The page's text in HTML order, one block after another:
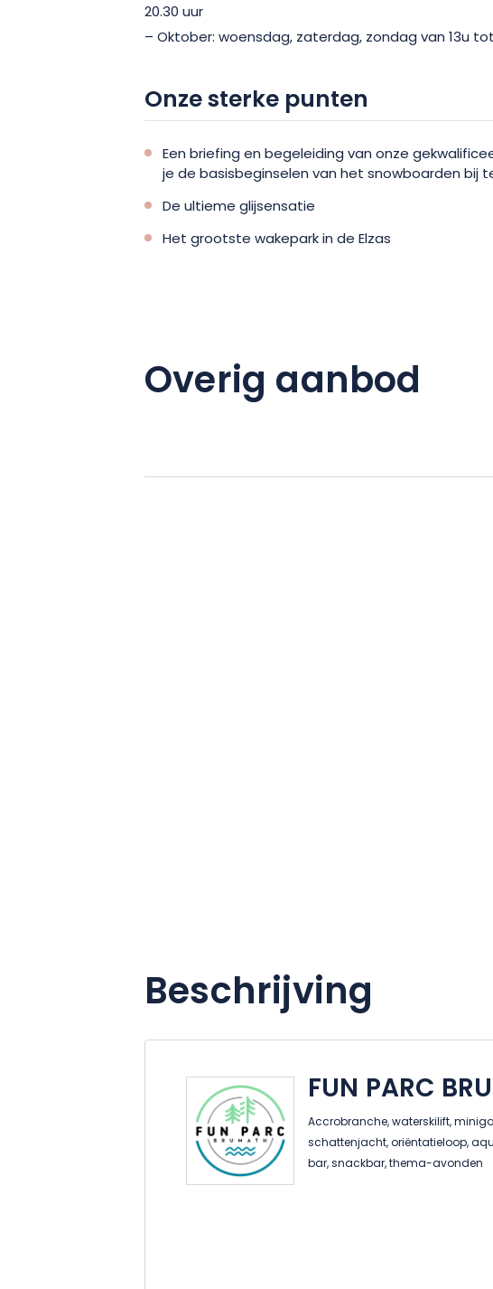
20.30 uur
– Oktober: woensdag, zaterdag, zondag van 13u
Onze sterke punten
Een briefing en begeleiding van onze
je de basisbeginselen van het snowboarden bij
De ultieme glijsensatie
Het grootste wakepark in de Elzas
Overig aanbod
Beschrijving
FUN PARC
Accrobranche, waterskilift,
schattenjacht, oriëntatieloop,
bar, snackbar, thema-avonden